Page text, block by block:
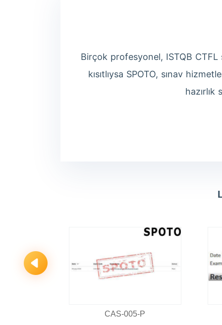
Birçok profesyonel, ISTQB CTFL
kısıtlıysa SPOTO, sınav
CAS-005-P